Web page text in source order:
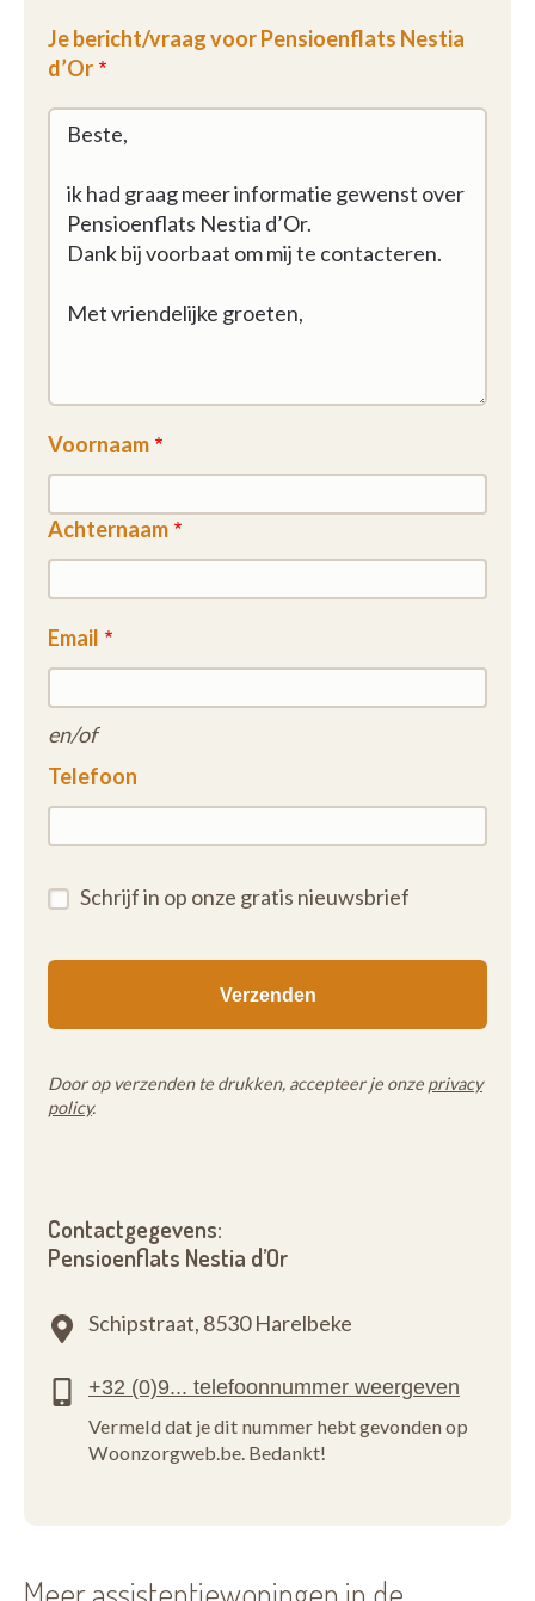
Je bericht/vraag voor Pensioenflats Nestia
d’Or
Voornaam
Achternaam
Email
en/of
Telefoon
Schrijf in op onze gratis nieuwsbrief
Door op verzenden te drukken, accepteer je onze privacy
policy.
Contactgegevens:
Pensioenflats Nestia d’Or
Schipstraat, 8530 Harelbeke
Vermeld dat je dit nummer hebt gevonden op
Woonzorgweb.be. Bedankt!
Meer assistentiewoningen in de